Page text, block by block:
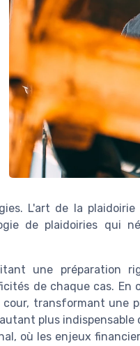
L'art de la
de plaidoiries qui
une préparation
de chaque cas.
transformant une
plus indispensable
où les enjeux